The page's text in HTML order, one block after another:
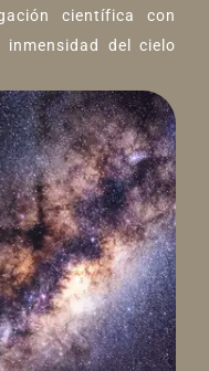
científica con
del cielo